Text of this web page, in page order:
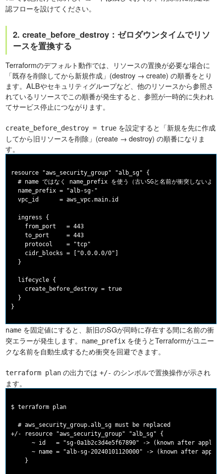
認フローを設けてください。
2. create_before_destroy：ゼロダウンタイムでリソ
ースを置換する
Terraformのデフォルト動作では、リソースの置換が必要な場合に
「既存を削除してから新規作成」(destroy → create) の順番をとり
ます。ALBやセキュリティグループなど、他のリソースから参照さ
れているリソースでこの順番が発生すると、参照が一時的に失われ
てサービス停止につながります。
create_before_destroy = true を設定すると「新規を先に作成
してから旧リソースを削除」(create → destroy) の順番になりま
す。
resource "aws_security_group" "alb_sg" {
# name ではなく name_prefix を使う（古いSGと名前が衝突しないよう
  name_prefix = "alb-sg-"
  vpc_id      = aws_vpc.main.id
  ingress {
    from_port   = 443
    to_port     = 443
    protocol    = "tcp"
    cidr_blocks = ["0.0.0.0/0"]
  }
  lifecycle {
    create_before_destroy = true
  }
name を固定値にすると、新旧のSGが同時に存在する間に名前の衝
突エラーが発生します。
name_prefix を使うとTerraformがユニー
クな名前を自動生成するため衝突を回避できます。
terraform plan の出力では+/- のシンボルで置換操作が示され
ます。
$ terraform plan
  # aws_security_group.alb_sg must be replaced
+/- resource "aws_security_group" "alb_sg" {
      ~ id   = "sg-0a1b2c3d4e5f67890" -> (known after apply)
~ name = "alb-sg-20240101120000" -> (known after
    }